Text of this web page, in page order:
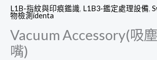
L1B-指紋與印痕鑑識, L1B3-鑑定處理設備,
物檢測identa
Vacuum Accessory(吸
嘴)